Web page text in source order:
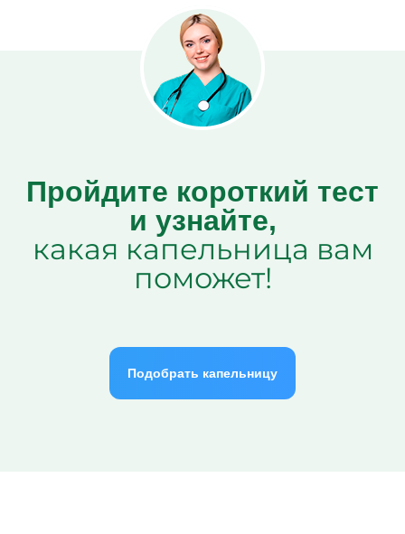
Пройдите короткий тест
и узнайте,
какая капельница вам
поможет!
Подобрать капельницу